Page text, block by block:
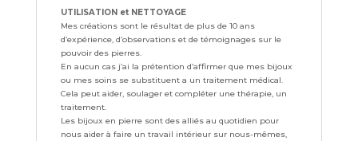
UTILISATION et NETTOYAGE
Mes créations sont le résultat de plus de 10 ans
d’expérience, d’observations et de témoignages sur le
pouvoir des pierres.
En aucun cas j’ai la prétention d’affirmer que mes bijoux
ou mes soins se substituent a un traitement médical.
Cela peut aider, soulager et compléter une thérapie, un
traitement.
Les bijoux en pierre sont des alliés au quotidien pour
nous aider à faire un travail intérieur sur nous-mêmes,